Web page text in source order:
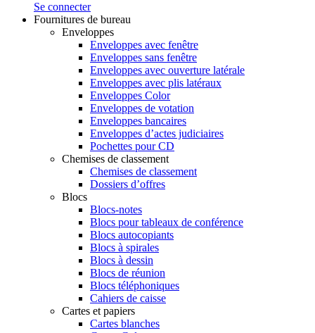
Se connecter
Fournitures de bureau
Enveloppes
Enveloppes avec fenêtre
Enveloppes sans fenêtre
Enveloppes avec ouverture latérale
Enveloppes avec plis latéraux
Enveloppes Color
Enveloppes de votation
Enveloppes bancaires
Enveloppes d’actes judiciaires
Pochettes pour CD
Chemises de classement
Chemises de classement
Dossiers d’offres
Blocs
Blocs-notes
Blocs pour tableaux de conférence
Blocs autocopiants
Blocs à spirales
Blocs à dessin
Blocs de réunion
Blocs téléphoniques
Cahiers de caisse
Cartes et papiers
Cartes blanches